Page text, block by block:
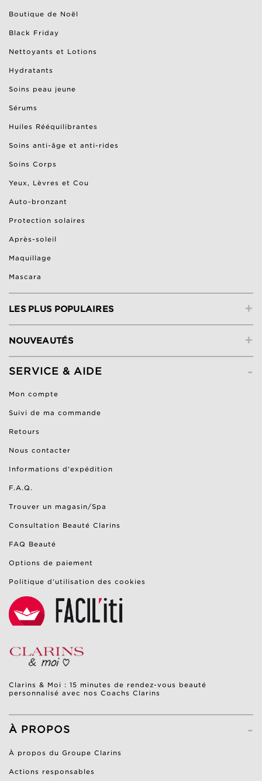
Boutique de Noël
Black Friday
Nettoyants et Lotions
Hydratants
Soins peau jeune
Sérums
Huiles Rééquilibrantes
Soins anti-âge et anti-rides
Soins Corps
Yeux, Lèvres et Cou
Auto-bronzant
Protection solaires
Après-soleil
Maquillage
Mascara
+
LES PLUS POPULAIRES
+
NOUVEAUTÉS
-
SERVICE & AIDE
Mon compte
Suivi de ma commande
Retours
Nous contacter
Informations d'expédition
F.A.Q.
Trouver un magasin/Spa
Consultation Beauté Clarins
FAQ Beauté
Options de paiement
Politique d’utilisation des cookies
Clarins & Moi : 15 minutes de rendez-vous beauté
personnalisé avec nos Coachs Clarins
-
À PROPOS
À propos du Groupe Clarins
Actions responsables